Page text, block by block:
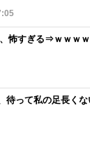
怖すぎる⇒ｗｗｗ
待って私の足長く